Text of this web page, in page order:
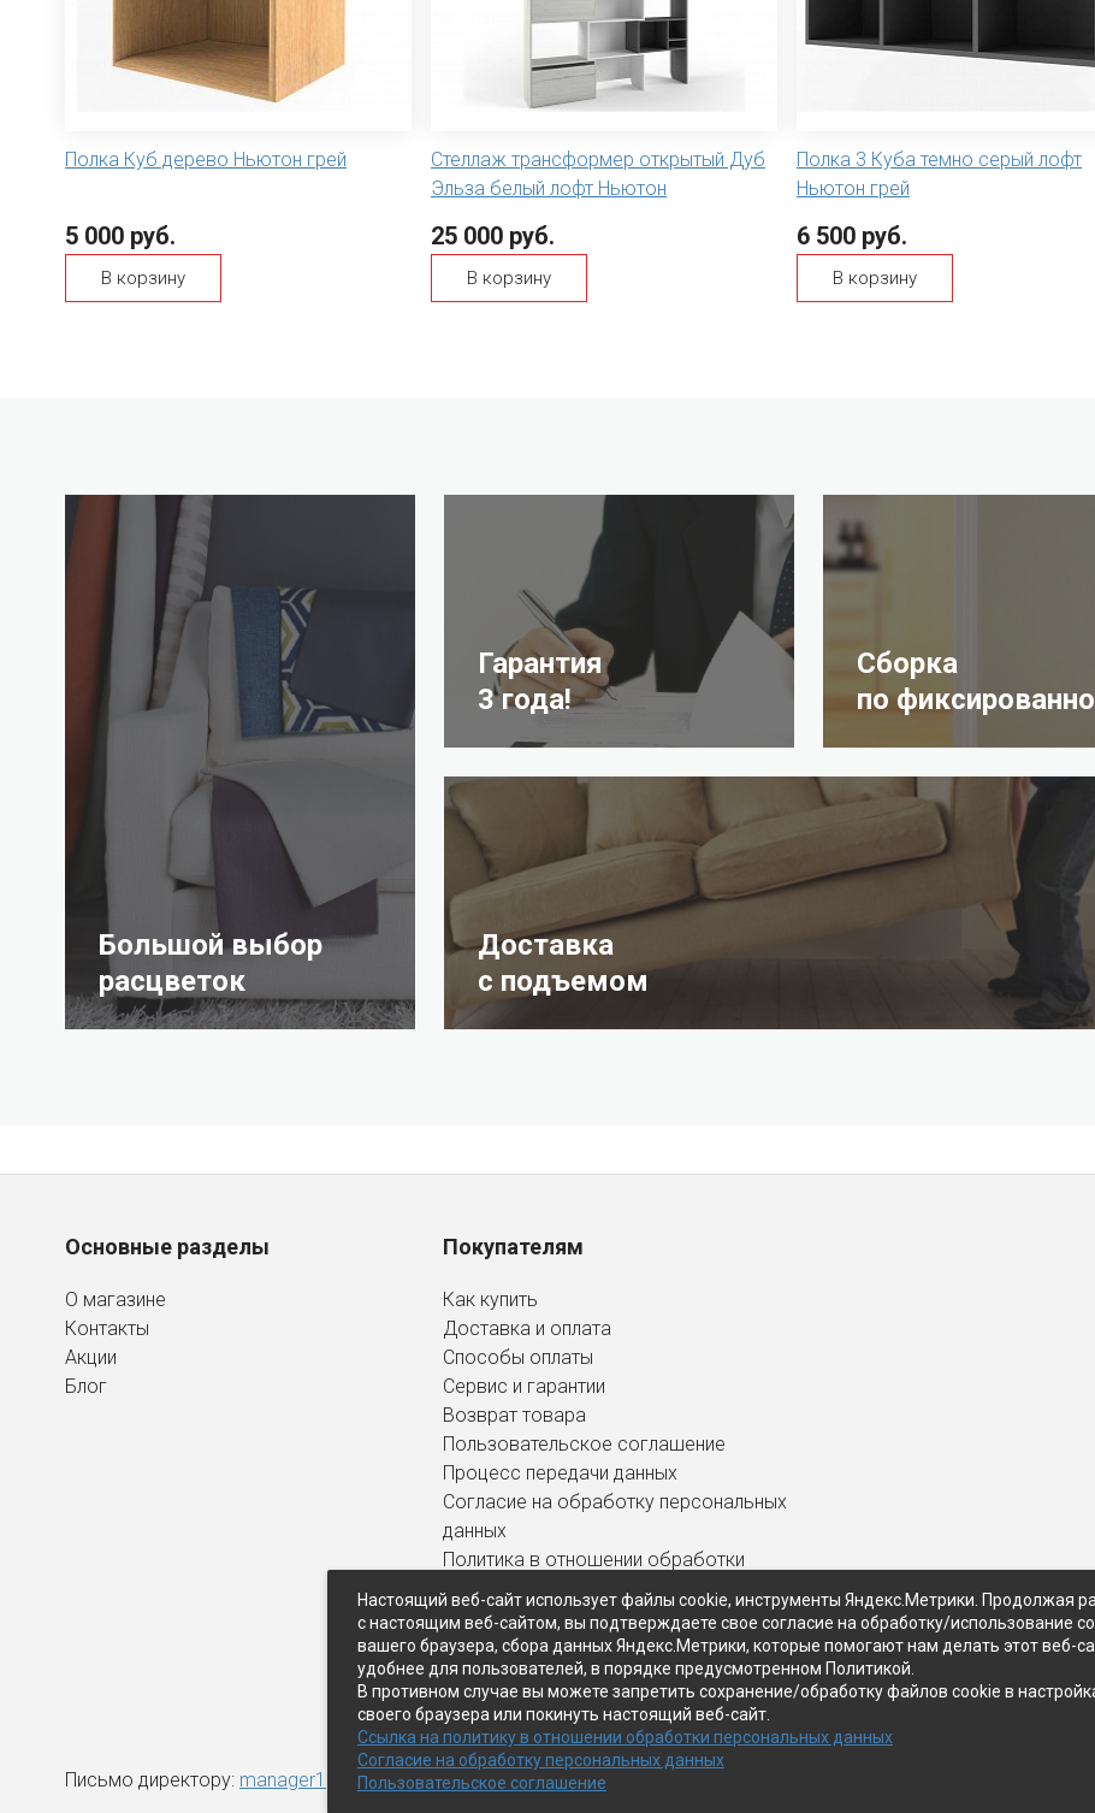
Полка Куб дерево Ньютон грей
5 000 руб.
В корзину
Стеллаж трансформер открытый Дуб
Эльза белый лофт Ньютон
25 000 руб.
В корзину
Полка 3 Куба темно серый лофт
Ньютон грей
6 500 руб.
В корзину
Большой выбор
расцветок
Гарантия
3 года!
Сборка
по
Доставка
с подъемом
Основные разделы
О магазине
Контакты
Акции
Блог
Покупателям
Как купить
Доставка и оплата
Способы оплаты
Сервис и гарантии
Возврат товара
Пользовательское соглашение
Процесс передачи данных
Согласие на обработку персональных
данных
Политика в отношении обработки
персональных данных
Письмо директору: manager1@expopk.ru
Настоящий веб-сайт использует файлы cookie, инструменты Яндекс.Метрики. Продолжая
с настоящим веб-сайтом, вы подтверждаете свое согласие на обработку/использование
вашего браузера, сбора данных Яндекс.Метрики, которые помогают нам делать этот веб-
удобнее для пользователей, в порядке предусмотренном Политикой.
В противном случае вы можете запретить сохранение/обработку файлов cookie в
своего браузера или покинуть настоящий веб-сайт.
Ссылка на политику в отношении обработки персональных данных
Согласие на обработку персональных данных
Пользовательское соглашение